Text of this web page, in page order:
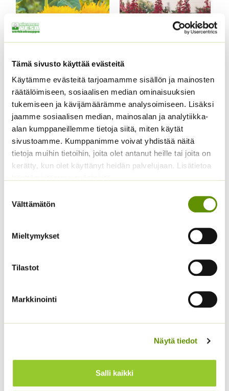
Tämä sivusto käyttää evästeitä
Käytämme evästeitä tarjoamamme sisällön ja mainosten
räätälöimiseen, sosiaalisen median ominaisuuksien
tukemiseen ja kävijämäärämme analysoimiseen. Lisäksi
jaamme sosiaalisen median, mainosalan ja analytiikka-
alan kumppaneillemme tietoja siitä, miten käytät
sivustoamme. Kumppanimme voivat yhdistää näitä
tietoja muihin tietoihin, joita olet antanut heille tai joita on
kerätty, kun olet käyttänyt heidän palvelujaan. Lisätietoa
valinta
Välttämätön
Mieltymykset
Tilastot
Markkinointi
Näytä tiedot
Salli kaikki
Kääpiöauringonkukka
Teddy Bear
2,95€ Sisältää arvonlisäveron
Kääpiöauringonkukka
Pacino Gold
3,60€ Sisältää arvonlisäveron
Aitoelämänlanka
Tuoksuherne Little
Sisältää arvonlisäveron
Kiinanasteri Matador
Jänönhäntä ’Bunny